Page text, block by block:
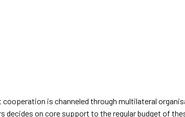
cooperation is channeled through multilateral
decides on core support to the regular budget of